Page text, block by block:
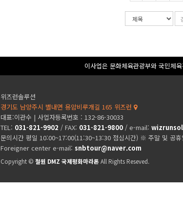
검
색
검
색
이사업은 문화체육관광부와 국민체
위즈런솔루션
경기도 남양주시 별내면 용암비루개길 165 위즈런
대표:이관수 | 사업자등록번호 : 132-86-30033
TEL: 031-821-9902 / FAX: 031-821-9800 / e-mail:
문의시간 평일 10:00~17:00(11:30~13:30 점심시간) ※ 주말 및 공휴
Foreigner center e-mail: snbtour@naver.com
Copyright © 철원 DMZ 국제평화마라톤All Rights Reseved.